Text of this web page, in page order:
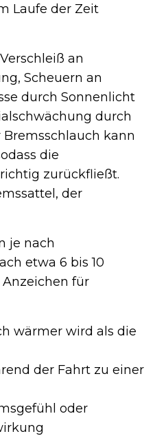
Laufe der Zeit
an
Scheuern an
durch Sonnenlicht
durch
kann
die
zurückfließt.
der
je nach
etwa 6 bis 10
für
wärmer wird als die
der Fahrt zu einer
oder